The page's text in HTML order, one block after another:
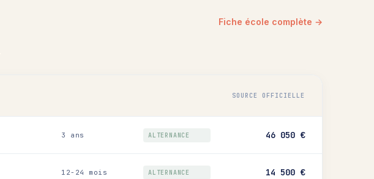
Fiche école complète →
SOURCE OFFICIELLE
3 ans ALTERNANCE 46 050 €
12-24 mois ALTERNANCE 14 500 €